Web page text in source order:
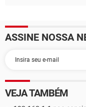
ASSINE NOSSA
VEJA TAMBÉM